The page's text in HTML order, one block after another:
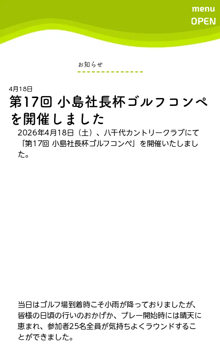
お知らせ
第17回 小島社長杯ゴルフコンペ
を開催しました
4月18日
2026年4月18日（土）、八千代カントリークラブにて
「第17回 小島社長杯ゴルフコンペ」を開催いたしまし
た。
当日はゴルフ場到着時こそ小雨が降っておりましたが、
皆様の日頃の行いのおかげか、プレー開始時には晴天に
恵まれ、参加者25名全員が気持ちよくラウンドするこ
とができました。